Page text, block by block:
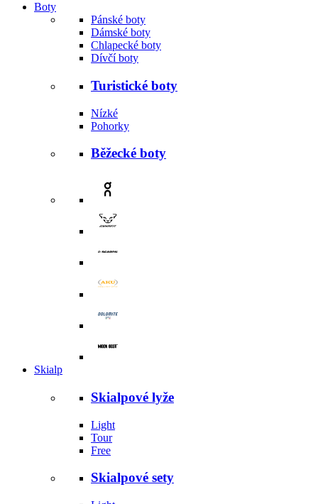
Boty
Pánské boty
Dámské boty
Chlapecké boty
Dívčí boty
Turistické boty
Nízké
Pohorky
Běžecké boty
Skialp
Skialpové lyže
Light
Tour
Free
Skialpové sety